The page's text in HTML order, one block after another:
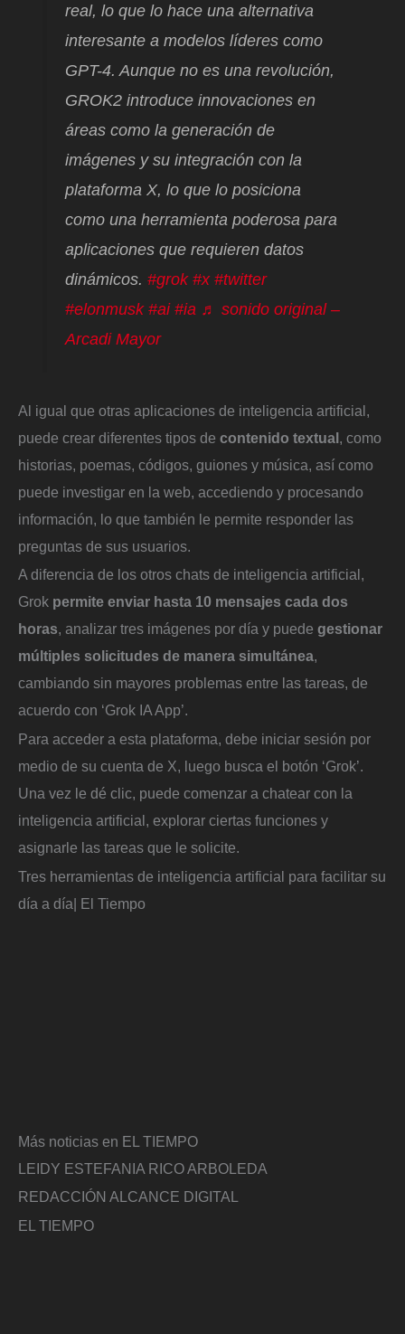
real, lo que lo hace una alternativa
interesante a modelos líderes como
GPT-4. Aunque no es una revolución,
GROK2 introduce innovaciones en
áreas como la generación de
imágenes y su integración con la
plataforma X, lo que lo posiciona
como una herramienta poderosa para
aplicaciones que requieren datos
dinámicos.#grok #x #twitter
#elonmusk #ai #ia ♬ sonido original –
Arcadi Mayor
Al igual que otras aplicaciones de inteligencia artificial,
puede crear diferentes tipos de contenido textual, como
historias, poemas, códigos, guiones y música, así como
puede investigar en la web, accediendo y procesando
información, lo que también le permite responder las
preguntas de sus usuarios.
A diferencia de los otros chats de inteligencia artificial,
Grok permite enviar hasta 10 mensajes cada dos
horas, analizar tres imágenes por día y puede gestionar
múltiples solicitudes de manera simultánea,
cambiando sin mayores problemas entre las tareas, de
acuerdo con ‘Grok IA App’.
Para acceder a esta plataforma, debe iniciar sesión por
medio de su cuenta de X, luego busca el botón ‘Grok’.
Una vez le dé clic, puede comenzar a chatear con la
inteligencia artificial, explorar ciertas funciones y
asignarle las tareas que le solicite.
Tres herramientas de inteligencia artificial para facilitar su
día a día| El Tiempo
Más noticias en EL TIEMPO
LEIDY ESTEFANIA RICO ARBOLEDA
REDACCIÓN ALCANCE DIGITAL
EL TIEMPO